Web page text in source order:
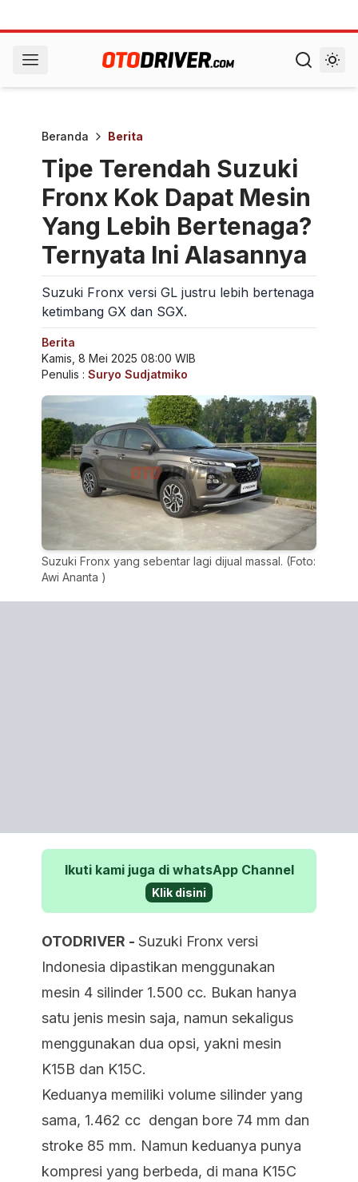
Beranda Berita
Tipe Terendah Suzuki
Fronx Kok Dapat Mesin
Yang Lebih Bertenaga?
Ternyata Ini Alasannya
Suzuki Fronx versi GL justru lebih bertenaga
ketimbang GX dan SGX.
Berita
Kamis, 8 Mei 2025 08:00 WIB
Penulis : Suryo Sudjatmiko
Suzuki Fronx yang sebentar lagi dijual massal. (Foto:
Awi Ananta )
Ikuti kami juga di whatsApp Channel
Klik disini
OTODRIVER - Suzuki Fronx versi
Indonesia dipastikan menggunakan
mesin 4 silinder 1.500 cc. Bukan hanya
satu jenis mesin saja, namun sekaligus
menggunakan dua opsi, yakni mesin
K15B dan K15C.
Keduanya memiliki volume silinder yang
sama, 1.462 cc dengan bore 74 mm dan
stroke 85 mm. Namun keduanya punya
kompresi yang berbeda, di mana K15C